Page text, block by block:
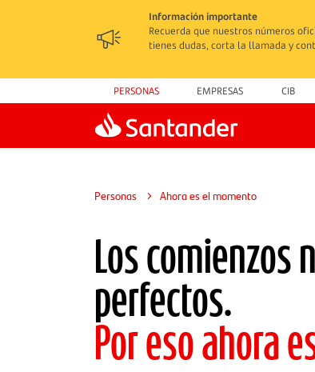
Información importante
Recuerda que nuestros números
tienes dudas, corta la llamada y
PERSONAS EMPRESAS CIB
Personas Ahora es el momento
Los comienzos
perfectos.
Por eso ahora